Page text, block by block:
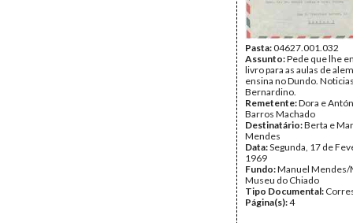
Pasta:04627.001.032
Assunto:Pede que lhe
livro para as aulas de
ensina no Dundo.
Bernardino.
Remetente:Dora e
Barros Machado
Destinatário:Berta e
Mendes
Data:Segunda, 17 de
1969
Fundo:Manuel Mendes/
Museu do Chiado
Tipo Documental:
Página(s):4